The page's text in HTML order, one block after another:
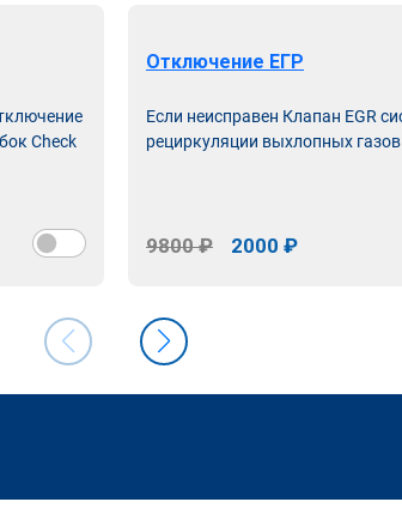
Check
Отключение ЕГР
Если неисправен Клапан EGR
рециркуляции выхлопных газов
9800 ₽ 2000 ₽